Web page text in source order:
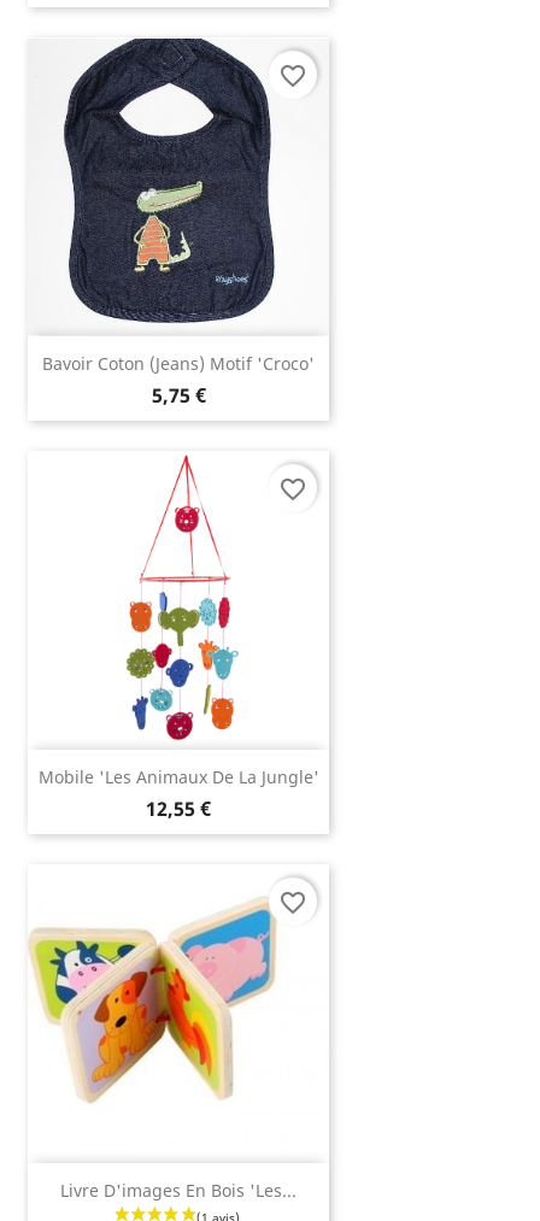
Bavoir Coton (jeans) Motif 'croco'
5,75 €
favorite_border
Mobile 'Les Animaux De La Jungle'
12,55 €
favorite_border
Livre D'images En Bois 'les...
favorite_border